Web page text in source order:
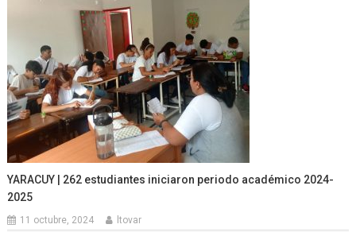
YARACUY | 262 estudiantes iniciaron periodo académico 2024-
2025
11 octubre, 2024 ltovar